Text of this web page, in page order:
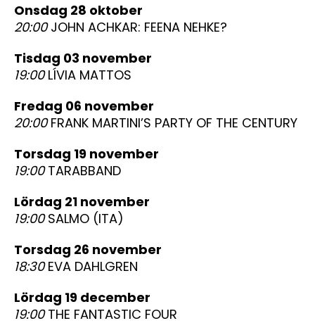
onsdag 28 oktober
20:00JOHN ACHKAR: FEENA NEHKE?
tisdag 03 november
19:00LÍVIA MATTOS
fredag 06 november
20:00FRANK MARTINI’S PARTY OF THE CENTURY
torsdag 19 november
19:00TARABBAND
lördag 21 november
19:00SALMO (ITA)
torsdag 26 november
18:30EVA DAHLGREN
lördag 19 december
19:00THE FANTASTIC FOUR